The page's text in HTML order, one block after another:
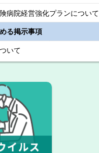
病院経営強化プランについて
る掲示事項
いて